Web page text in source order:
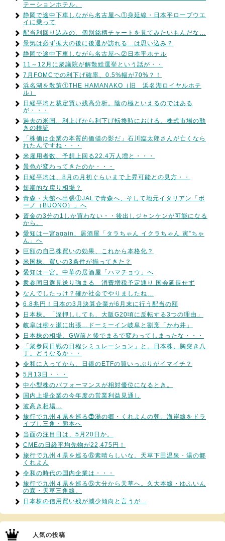
テーションホテル。
静岡で途中下車しながら名古屋へ①身延線・日本平ロープウエ
イに乗って
配当利回り込みの、個別銘柄チャートを見てみたいもんだな…
景気は必ず拡大の後に後退が訪れる…は思い込み？
静岡で途中下車しながら名古屋へ②日本平ホテル
11～12月に衆議院が解散総選挙という話が・・
7月FOMCでの利下げ確率、0.5%幅が70%？！
浜名湖を散策①THE HAMANAKO（旧 浜名湖ロイヤルホテ
ル）
日経平均と裁定買い残高分析。陰の極といえるのではある
が・・・
過去の米国、利上げから利下げ転換時における、株式市場の動
きの検証
「株価は企業の本質的価値の影だ」石川臨太郎さんが亡くなら
れたんですね・・・
米雇用者数、予想上回る22.4万人増と・・・
景色が変わってきたのか・・・
日経平均は、8月の月初ぐらいまで上昇可能との見方・・
短期的な戻り相場？
青森・大館へ出張①JALで青森へ、そして地元イタリアン「ボ
ーノ（BUONO）」へ
資金の3分の1しか買わない・・後出しジャンケンが可能になる
から。
愛知は一宮again、居酒屋「タラちゃん イクラちゃん 寅”ちゃ
ん」へ
巨額の自己株買いの効果、これから本格化？
米国株、買いの3条件が揃ってきた？
愛知は一宮。中華の居酒屋「ハマチョウ」へ
衆参同日選見送り強まる 消費増税予定通り 国会延長せず
なんでしたっけ？確か社会でやりましたね…
6.8兆円！日本の3月決算企業が6月末に行う配当の額
日本株。「深押ししても、大阪G20頃に反転する3つの理由」
岐阜は柳ヶ瀬に出張…ドーミーイン岐阜と割烹「かわ井」
日本株の相場、GW前と後でまるで変わってしまったな・・・
「衆参同日戦の日程シミュレーション」と。日本株、胸突き八
丁。どうなるか・・
令和に入ってから、日銀のETFの買いっぷりがイマイチ？
5月13日・・・
中小型株のパフォーマンスが相対優位になるとき。
国内上場企業の今年度の営業利益見通し
波高き相場…
旅行で九州４県を巡る⓻湯の郷・くれよんの朝。海岸線をドラ
イブし三角・熊本へ
当面の注目日は、5月20日か。
CMEの日経平均先物が22,475円！
旅行で九州４県を巡る⑥素晴らしいな。天草下田温泉・湯の郷
くれよん
令和の時代の国内企業は・・・
旅行で九州４県を巡る⑤大分から天草へ。久大本線・ゆふいん
の森・天草三角線。
日本株の信用買い残が減少傾向と言うが…
人気の投稿